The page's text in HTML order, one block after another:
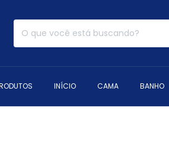
INÍCIO CAMA BANHO